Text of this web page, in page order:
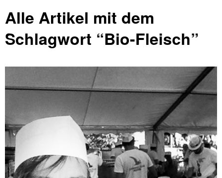
Alle Artikel mit dem
Schlagwort “Bio-Fleisch”